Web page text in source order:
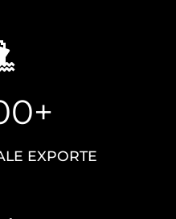
EXPORTE